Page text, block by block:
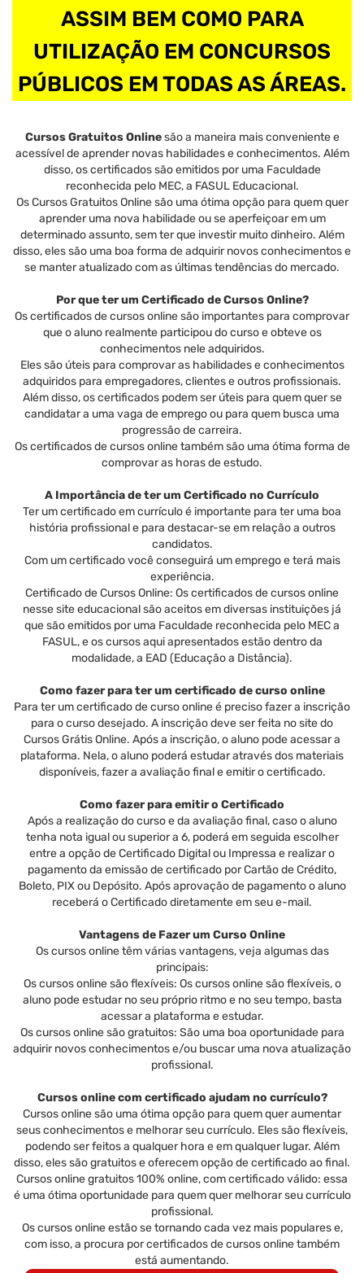
ASSIM BEM COMO PARA
UTILIZAÇÃO EM CONCURSOS
PÚBLICOS EM TODAS AS ÁREAS.
Cursos Gratuitos Onlinesão a maneira mais conveniente e
acessível de aprender novas habilidades e conhecimentos. Além
disso, os certificados são emitidos por uma Faculdade
reconhecida pelo MEC, a FASUL Educacional.
Os Cursos Gratuitos Online são uma ótima opção para quem quer
aprender uma nova habilidade ou se aperfeiçoar em um
determinado assunto, sem ter que investir muito dinheiro. Além
disso, eles são uma boa forma de adquirir novos conhecimentos e
se manter atualizado com as últimas tendências do mercado.
Por que ter um Certificado de Cursos Online?
Os certificados de cursos online são importantes para comprovar
que o aluno realmente participou do curso e obteve os
conhecimentos nele adquiridos.
Eles são úteis para comprovar as habilidades e conhecimentos
adquiridos para empregadores, clientes e outros profissionais.
Além disso, os certificados podem ser úteis para quem quer se
candidatar a uma vaga de emprego ou para quem busca uma
progressão de carreira.
Os certificados de cursos online também são uma ótima forma de
comprovar as horas de estudo.
A Importância de ter um Certificado no Currículo
Ter um certificado em currículo é importante para ter uma boa
história profissional e para destacar-se em relação a outros
candidatos.
Com um certificado você conseguirá um emprego e terá mais
experiência.
Certificado de Cursos Online: Os certificados de cursos online
nesse site educacional são aceitos em diversas instituições já
que são emitidos por uma Faculdade reconhecida pelo MEC a
FASUL, e os cursos aqui apresentados estão dentro da
modalidade, a EAD (Educação a Distância).
Como fazer para ter um certificado de curso online
Para ter um certificado de curso online é preciso fazer a inscrição
para o curso desejado. A inscrição deve ser feita no site do
Cursos Grátis Online. Após a inscrição, o aluno pode acessar a
plataforma. Nela, o aluno poderá estudar através dos materiais
disponíveis, fazer a avaliação final e emitir o certificado.
Como fazer para emitir o Certificado
Após a realização do curso e da avaliação final, caso o aluno
tenha nota igual ou superior a 6, poderá em seguida escolher
entre a opção de Certificado Digital ou Impressa e realizar o
pagamento da emissão de certificado por Cartão de Crédito,
Boleto, PIX ou Depósito. Após aprovação de pagamento o aluno
receberá o Certificado diretamente em seu e-mail.
Vantagens de Fazer um Curso Online
Os cursos online têm várias vantagens, veja algumas das
principais:
Os cursos online são flexíveis: Os cursos online são flexíveis, o
aluno pode estudar no seu próprio ritmo e no seu tempo, basta
acessar a plataforma e estudar.
Os cursos online são gratuitos: São uma boa oportunidade para
adquirir novos conhecimentos e/ou buscar uma nova atualização
profissional.
Cursos online com certificado ajudam no currículo?
Cursos online são uma ótima opção para quem quer aumentar
seus conhecimentos e melhorar seu currículo. Eles são flexíveis,
podendo ser feitos a qualquer hora e em qualquer lugar. Além
disso, eles são gratuitos e oferecem opção de certificado ao final.
Cursos online gratuitos 100% online, com certificado válido: essa
é uma ótima oportunidade para quem quer melhorar seu currículo
profissional.
Os cursos online estão se tornando cada vez mais populares e,
com isso, a procura por certificados de cursos online também
está aumentando.